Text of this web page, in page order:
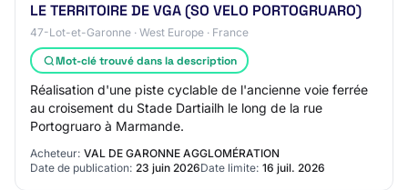
LE TERRITOIRE DE VGA (SO VELO PORTOGRUARO)
47-Lot-et-Garonne · West Europe · France
Mot-clé trouvé dans la description
Réalisation d'une piste cyclable de l'ancienne voie ferrée
au croisement du Stade Dartiailh le long de la rue
Portogruaro à Marmande.
Acheteur: VAL DE GARONNE AGGLOMÉRATION
Date de publication: 23 juin 2026Date limite: 16 juil. 2026